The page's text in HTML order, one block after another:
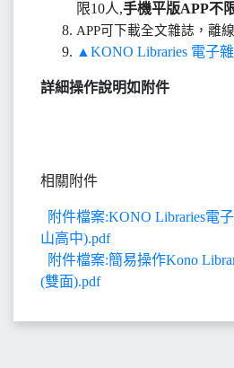
限10人,手機平版APP不
APP可下載全文雜誌，離
▲KONO Libraries 電子
詳細操作說明如附件
相關附件
附件檔案:KONO Libraries電
山高中).pdf
附件檔案:簡易操作Kono
(雙面).pdf